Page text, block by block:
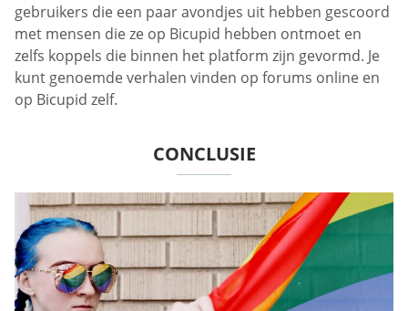
gebruikers die een paar avondjes uit hebben gescoord
met mensen die ze op Bicupid hebben ontmoet en
zelfs koppels die binnen het platform zijn gevormd. Je
kunt genoemde verhalen vinden op forums online en
op Bicupid zelf.
CONCLUSIE